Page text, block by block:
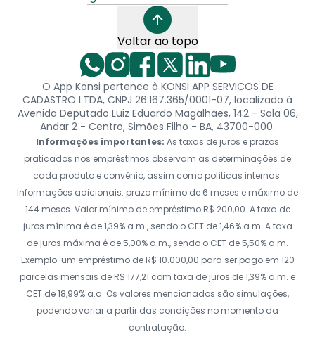
Voltar ao topo
O App Konsi pertence à KONSI APP SERVICOS DE
CADASTRO LTDA, CNPJ 26.167.365/0001-07, localizado à
Avenida Deputado Luiz Eduardo Magalhães, 142 - Sala 06,
Andar 2 - Centro, Simões Filho - BA, 43700-000.
Informações importantes: As taxas de juros e prazos
praticados nos empréstimos observam as determinações de
cada produto e convênio, assim como políticas internas.
Informações adicionais: prazo mínimo de 6 meses e máximo de
144 meses. Valor mínimo de empréstimo R$ 200,00. A taxa de
juros mínima é de 1,39% a.m., sendo o CET de 1,46% a.m. A taxa
de juros máxima é de 5,00% a.m., sendo o CET de 5,50% a.m.
Exemplo: um empréstimo de R$ 10.000,00 para ser pago em 120
parcelas mensais de R$ 177,21 com taxa de juros de 1,39% a.m. e
CET de 18,99% a.a. Os valores mencionados são simulações,
podendo variar a partir das condições no momento da
contratação.